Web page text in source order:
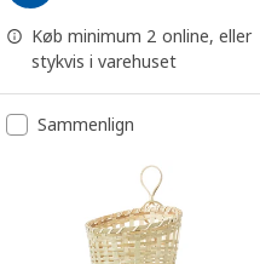
Køb minimum 2 online, eller
stykvis i varehuset
Sammenlign